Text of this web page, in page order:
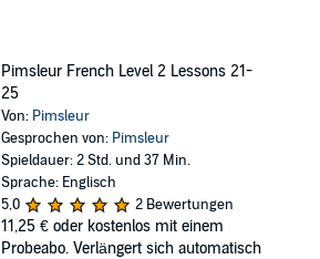
Pimsleur French Level 2 Lessons 21-
25
Von: Pimsleur
Gesprochen von: Pimsleur
Spieldauer: 2 Std. und 37 Min.
Sprache: Englisch
5,0
2 Bewertungen
11,25 € oder kostenlos mit einem
Probeabo. Verlängert sich automatisch